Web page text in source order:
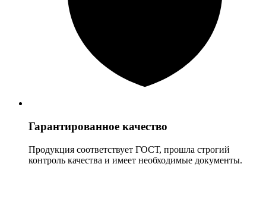
Гарантированное качество
Продукция соответствует ГОСТ, прошла строгий
контроль качества и имеет необходимые документы.